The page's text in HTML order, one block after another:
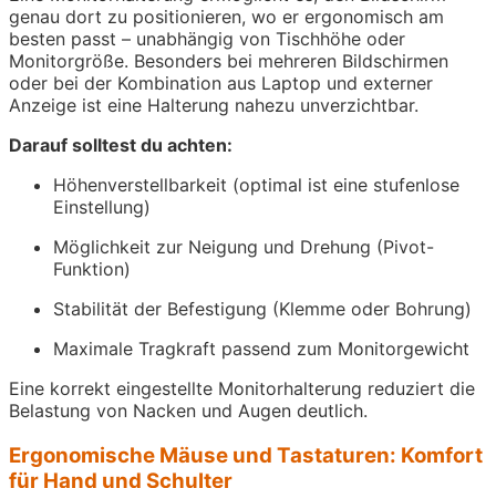
genau dort zu positionieren, wo er ergonomisch am
besten passt – unabhängig von Tischhöhe oder
Monitorgröße. Besonders bei mehreren Bildschirmen
oder bei der Kombination aus Laptop und externer
Anzeige ist eine Halterung nahezu unverzichtbar.
Darauf solltest du achten:
Höhenverstellbarkeit (optimal ist eine stufenlose
Einstellung)
Möglichkeit zur Neigung und Drehung (Pivot-
Funktion)
Stabilität der Befestigung (Klemme oder Bohrung)
Maximale Tragkraft passend zum Monitorgewicht
Eine korrekt eingestellte Monitorhalterung reduziert die
Belastung von Nacken und Augen deutlich.
Ergonomische Mäuse und Tastaturen: Komfort
für Hand und Schulter